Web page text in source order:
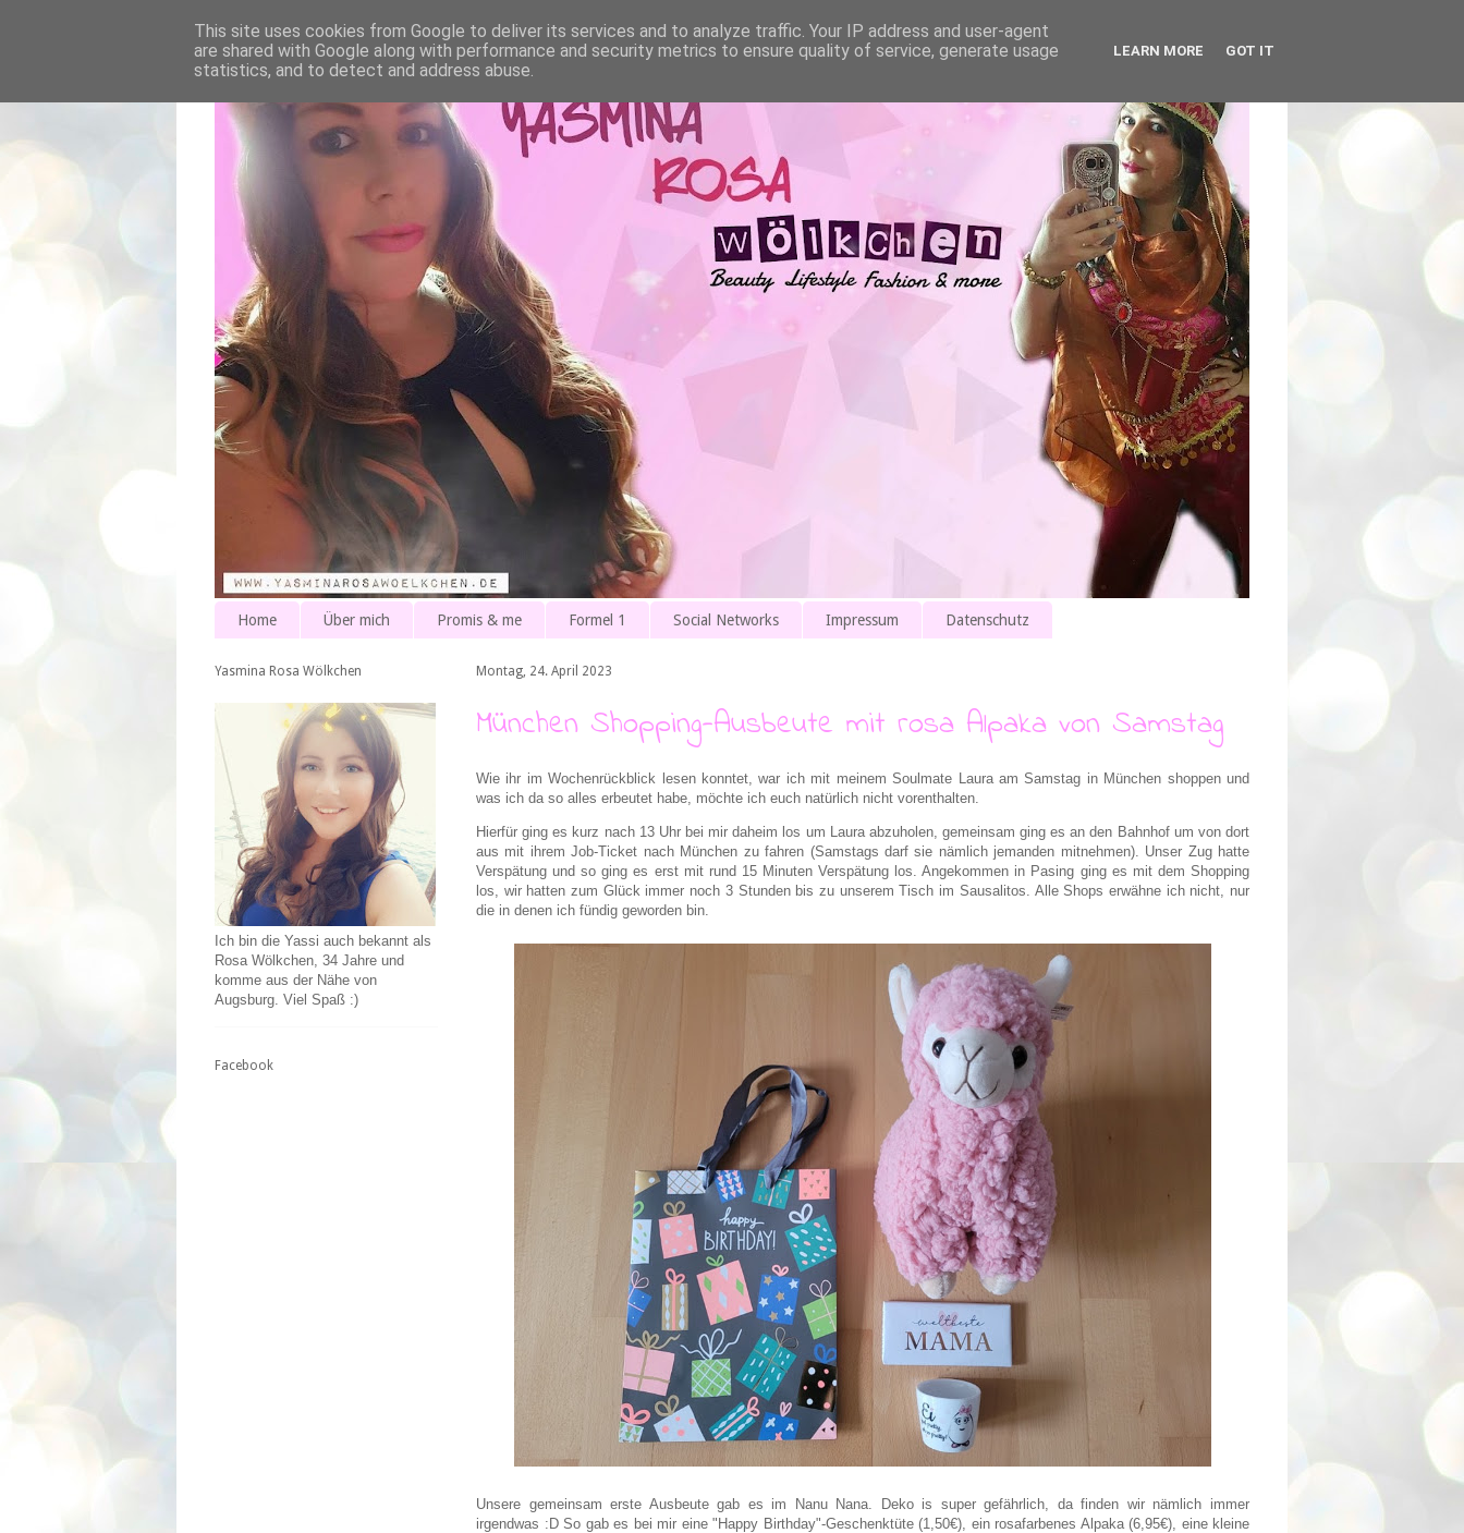
Home Über mich Promis & me Formel 1 Social Networks Impressum Datenschutz
Montag, 24. April 2023
München Shopping-Ausbeute mit rosa Alpaka von Samstag
Wie ihr im Wochenrückblick lesen konntet, war ich mit meinem Soulmate Laura am Samstag in München shoppen und
was ich da so alles erbeutet habe, möchte ich euch natürlich nicht vorenthalten.
Hierfür ging es kurz nach 13 Uhr bei mir daheim los um Laura abzuholen, gemeinsam ging es an den Bahnhof um von dort
aus mit ihrem Job-Ticket nach München zu fahren (Samstags darf sie nämlich jemanden mitnehmen). Unser Zug hatte
Verspätung und so ging es erst mit rund 15 Minuten Verspätung los. Angekommen in Pasing ging es mit dem Shopping
los, wir hatten zum Glück immer noch 3 Stunden bis zu unserem Tisch im Sausalitos. Alle Shops erwähne ich nicht, nur
die in denen ich fündig geworden bin.
Unsere gemeinsam erste Ausbeute gab es im Nanu Nana. Deko is super gefährlich, da finden wir nämlich immer
irgendwas :D So gab es bei mir eine "Happy Birthday"-Geschenktüte (1,50€), ein rosafarbenes Alpaka (6,95€), eine kleine
Yasmina Rosa Wölkchen
Ich bin die Yassi auch bekannt als
Rosa Wölkchen, 34 Jahre und
komme aus der Nähe von
Augsburg. Viel Spaß :)
Facebook
This site uses cookies from Google to deliver its services and to analyze traffic. Your IP address and user-agent
are shared with Google along with performance and security metrics to ensure quality of service, generate usage
statistics, and to detect and address abuse.
LEARN MORE GOT IT